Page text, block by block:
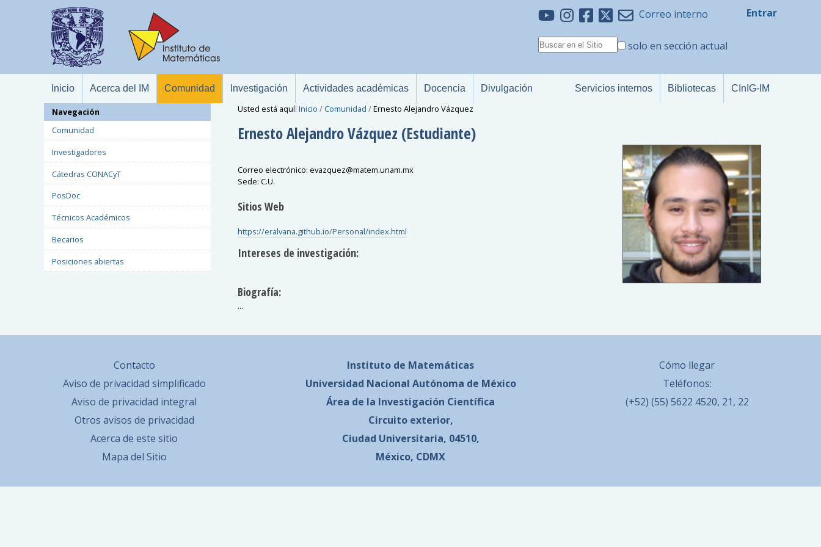
Correo interno
solo en sección actual
Entrar
Inicio Acerca del IM Comunidad Investigación Actividades académicas Docencia Divulgación Servicios internos Bibliotecas CInIG-IM
Usted está aquí: Inicio / Comunidad /Ernesto Alejandro Vázquez
Ernesto AlejandroVázquez (Estudiante)
Correo electrónico: evazquez@matem.unam.mx
Sede: C.U.
Sitios Web
https://eralvana.github.io/Personal/index.html
Intereses de investigación:
Biografía:
...
Navegación
Comunidad
Investigadores
Cátedras CONACyT
PosDoc
Técnicos Académicos
Becarios
Posiciones abiertas
Contacto
Aviso de privacidad simplificado
Aviso de privacidad integral
Otros avisos de privacidad
Acerca de este sitio
Mapa del Sitio
Instituto de Matemáticas
Universidad Nacional Autónoma de México
Área de la Investigación Científica
Circuito exterior,
Ciudad Universitaria, 04510,
México, CDMX
Cómo llegar
Teléfonos:
(+52) (55) 5622 4520, 21, 22